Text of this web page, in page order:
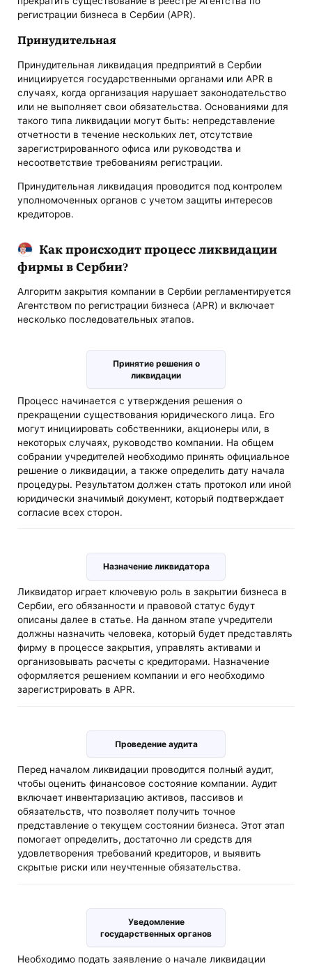
регистрации бизнеса в Сербии (APR).
Принудительная
Принудительная ликвидация предприятий в Сербии
инициируется государственными органами или APR в
случаях, когда организация нарушает законодательство
или не выполняет свои обязательства. Основаниями для
такого типа ликвидации могут быть: непредставление
отчетности в течение нескольких лет, отсутствие
зарегистрированного офиса или руководства и
несоответствие требованиям регистрации.
Принудительная ликвидация проводится под контролем
уполномоченных органов с учетом защиты интересов
кредиторов.
Как происходит процесс ликвидации
фирмы в Сербии?
Алгоритм закрытия компании в Сербии регламентируется
Агентством по регистрации бизнеса (APR) и включает
несколько последовательных этапов.
Принятие решения о
ликвидации
Процесс начинается с утверждения решения о
прекращении существования юридического лица. Его
могут инициировать собственники, акционеры или, в
некоторых случаях, руководство компании. На общем
собрании учредителей необходимо принять официальное
решение о ликвидации, а также определить дату начала
процедуры. Результатом должен стать протокол или иной
юридически значимый документ, который подтверждает
согласие всех сторон.
Назначение ликвидатора
Ликвидатор играет ключевую роль в закрытии бизнеса в
Сербии, его обязанности и правовой статус будут
описаны далее в статье. На данном этапе учредители
должны назначить человека, который будет представлять
фирму в процессе закрытия, управлять активами и
организовывать расчеты с кредиторами. Назначение
оформляется решением компании и его необходимо
зарегистрировать в APR.
Проведение аудита
Перед началом ликвидации проводится полный аудит,
чтобы оценить финансовое состояние компании. Аудит
включает инвентаризацию активов, пассивов и
обязательств, что позволяет получить точное
представление о текущем состоянии бизнеса. Этот этап
помогает определить, достаточно ли средств для
удовлетворения требований кредиторов, и выявить
скрытые риски или неучтенные обязательства.
Уведомление
государственных органов
Необходимо подать заявление о начале ликвидации